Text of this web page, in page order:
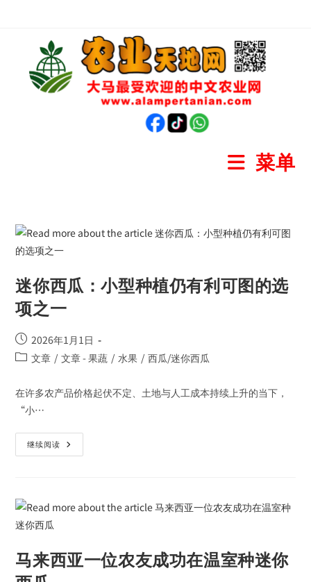
菜单
迷你西瓜：小型种植仍有利可图的选
项之一
2026年1月1日
文章 / 文章 - 果蔬 / 水果 / 西瓜/迷你西瓜
在许多农产品价格起伏不定、土地与人工成本持续上升的当下，
“小…
继续阅读
马来西亚一位农友成功在温室种迷你